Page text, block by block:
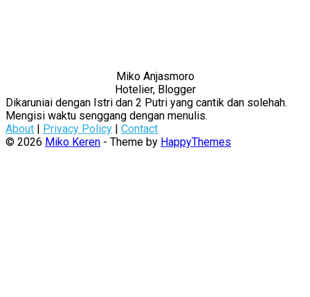
Miko Anjasmoro
Hotelier, Blogger
Dikaruniai dengan Istri dan 2 Putri yang cantik dan solehah.
Mengisi waktu senggang dengan menulis.
About
Privacy Policy
Contact
© 2026 Miko Keren - Theme by HappyThemes